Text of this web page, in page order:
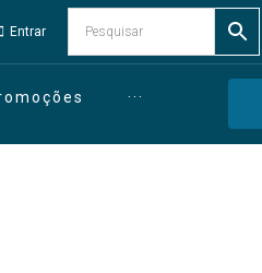
Entrar
···